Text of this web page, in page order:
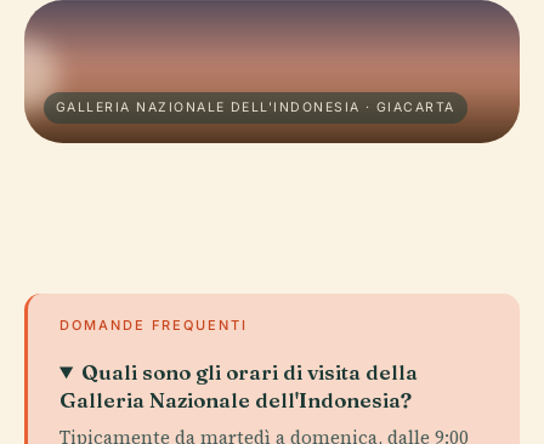
GALLERIA NAZIONALE DELL'INDONESIA · GIACARTA
DOMANDE FREQUENTI
Quali sono gli orari di visita della
Galleria Nazionale dell'Indonesia?
Tipicamente da martedì a domenica, dalle 9:00